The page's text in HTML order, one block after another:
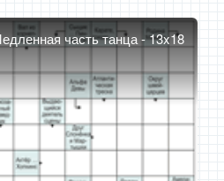
часть танца - 13x18